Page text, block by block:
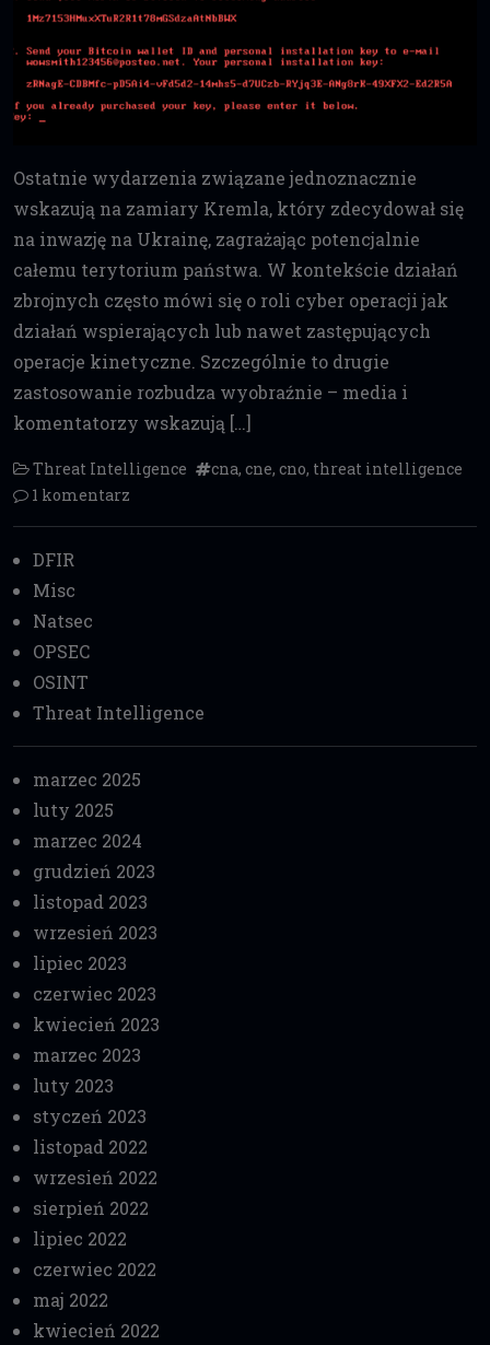
Ostatnie wydarzenia związane jednoznacznie
wskazują na zamiary Kremla, który zdecydował się
na inwazję na Ukrainę, zagrażając potencjalnie
całemu terytorium państwa. W kontekście działań
zbrojnych często mówi się o roli cyber operacji jak
działań wspierających lub nawet zastępujących
operacje kinetyczne. Szczególnie to drugie
zastosowanie rozbudza wyobraźnie – media i
komentatorzy wskazują […]
Threat Intelligence cna, cne, cno, threat intelligence
1 komentarz
DFIR
Misc
Natsec
OPSEC
OSINT
Threat Intelligence
marzec 2025
luty 2025
marzec 2024
grudzień 2023
listopad 2023
wrzesień 2023
lipiec 2023
czerwiec 2023
kwiecień 2023
marzec 2023
luty 2023
styczeń 2023
listopad 2022
wrzesień 2022
sierpień 2022
lipiec 2022
czerwiec 2022
maj 2022
kwiecień 2022